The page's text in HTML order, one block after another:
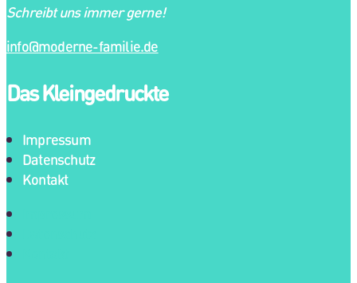
Schreibt uns immer gerne!
info@moderne-familie.de
Das Kleingedruckte
Impressum
Datenschutz
Kontakt